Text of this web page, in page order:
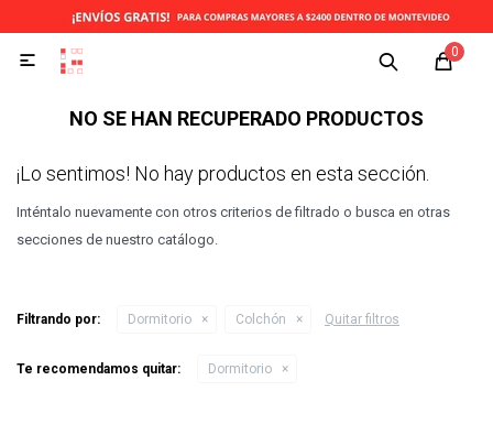
0

NO SE HAN RECUPERADO PRODUCTOS
¡Lo sentimos! No hay productos en esta sección.
Inténtalo nuevamente con otros criterios de filtrado o busca en otras
secciones de nuestro catálogo.
Filtrando por: Dormitorio Colchón Quitar filtros
Te recomendamos quitar: Dormitorio